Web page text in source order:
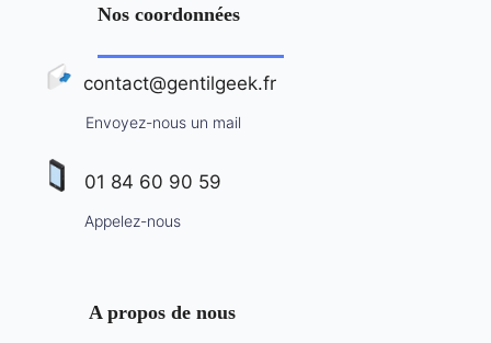
Nos coordonnées
contact@gentilgeek.fr
Envoyez-nous un mail
01 84 60 90 59
Appelez-nous
A propos de nous